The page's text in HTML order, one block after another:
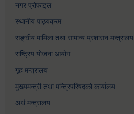
नगर प्रोफाइल
स्थानीय पाठ्यक्रम
सङ्घीय मामिला तथा सामान्य प्रशासन मन्त्रालय
राष्ट्रिय योजना आयोग
गृह मन्त्रालय
मुख्यमन्त्री तथा मन्त्रिपरिषदको कार्यालय
अर्थ मन्त्रालय